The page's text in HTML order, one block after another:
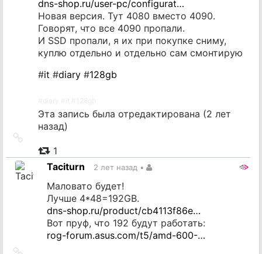
dns-shop.ru/user-pc/configurat…
Новая версия. Тут 4080 вместо 4090.
Говорят, что все 4090 пропали.
И SSD пропали, я их при покупке сниму,
куплю отдельно и отдельно сам смонтирую
#it #diary #128gb
Эта запись была отредактирована (2 лет
назад)
источник
1
Taciturn
2 лет назад •
Маловато будет!
Лучше 4*48=192GB.
dns-shop.ru/product/cb4113f86e…
Вот пруф, что 192 будут работать:
rog-forum.asus.com/t5/amd-600-…